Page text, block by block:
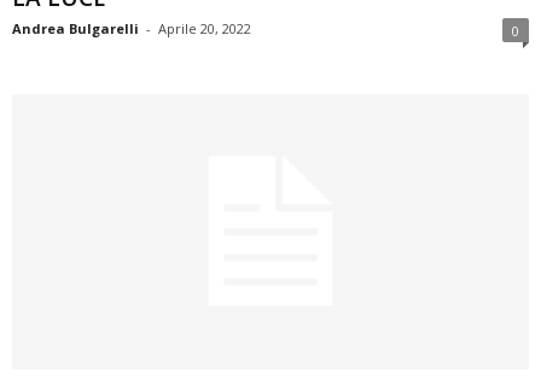
Andrea Bulgarelli - Aprile 20, 2022 0